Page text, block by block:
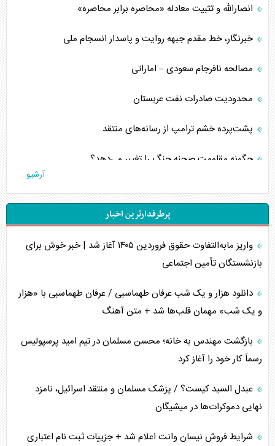
انصارالله و تثبیت معادله «محاصره برابر محاصره»
خبرنگار، خط مقدم جبهه روایت و پاسدار انسجام ملی
مصالحه نافرجام سعودی – اماراتی
محدودیت صادرات نفت عربستان
پشت‌پرده خشم ترامپ از رسانه‌های منتقد
چگونه مقاومت صحنه جنگ را تغییر می‌دهد؟
تحلیل جامع پدیده تراستی‌ها
تأثیر جنگ ایران و آمریکا بر اقتصاد جهانی
اربعین، کابوس مشترک تل‌آویو-واشنگتن
برنامه هفتم توسعه در نقطه کور سیاستگذاری
کنوانسیون دریای خزر در راستای منافع ملی است؟
اوکراین بازوی مخرب آمریکا در غرب آسیا
اهمیت راهبردی اردن برای آمریکا
آرشیو...
پرطرفدارترین اخبار
واریز مابه‌التفاوت حقوق فروردین ۱۴۰۵ آغاز شد | خبر خوش برای
بازنشستگان تأمین اجتماعی
دانلود هزار و یک شب عرفان طهماسبی / عرفان طهماسبی با «هزار
و یک شب» مهمان قلب‌ها شد + متن آهنگ
بازگشت مهندس به خانه؛ محسن مسلمان در تیم امید پرسپولیس
رسماً کار خود را آغاز کرد
عبدل السید کیست؟ / پزشک مسلمان و منتقد اسرائیل، نامزد
نهایی دموکرات‌ها در میشیگان
شرایط فروش نیسان وانت اعلام شد + جزییات ثبت نام اعتباری